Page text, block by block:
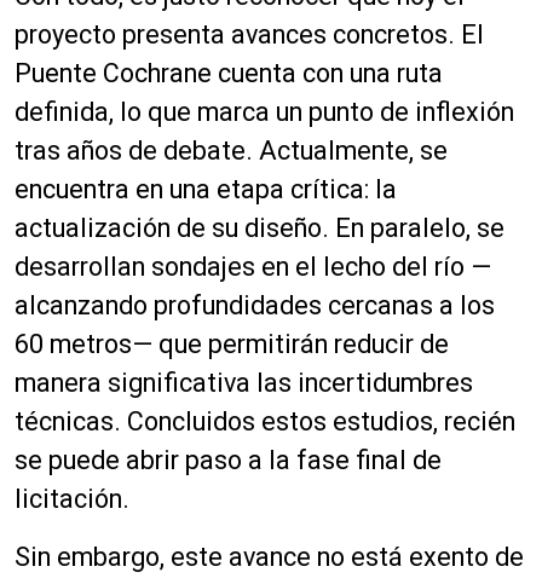
proyecto presenta avances concretos. El
Puente Cochrane cuenta con una ruta
definida, lo que marca un punto de inflexión
tras años de debate. Actualmente, se
encuentra en una etapa crítica: la
actualización de su diseño. En paralelo, se
desarrollan sondajes en el lecho del río —
alcanzando profundidades cercanas a los
60 metros— que permitirán reducir de
manera significativa las incertidumbres
técnicas. Concluidos estos estudios, recién
se puede abrir paso a la fase final de
licitación.
Sin embargo, este avance no está exento de